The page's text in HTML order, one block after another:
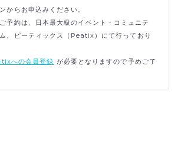
からお申込みください。
予約は、日本最大級のイベント・コミュニテ
、ピーティックス（Peatix）にて行っており
への会員登録 が必要となりますので予めご了